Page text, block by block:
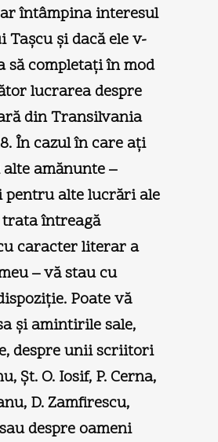
întâmpina interesul
Taşcu şi dacă ele v-
să completaţi în mod
lucrarea despre
din Transilvania
În cazul în care aţi
amănunte –
pentru alte lucrări ale
întreagă
caracter literar a
– vă stau cu
Poate vă
şi amintirile sale,
despre unii scriitori
Şt. O. Iosif, P. Cerna,
D. Zamfirescu,
despre oameni